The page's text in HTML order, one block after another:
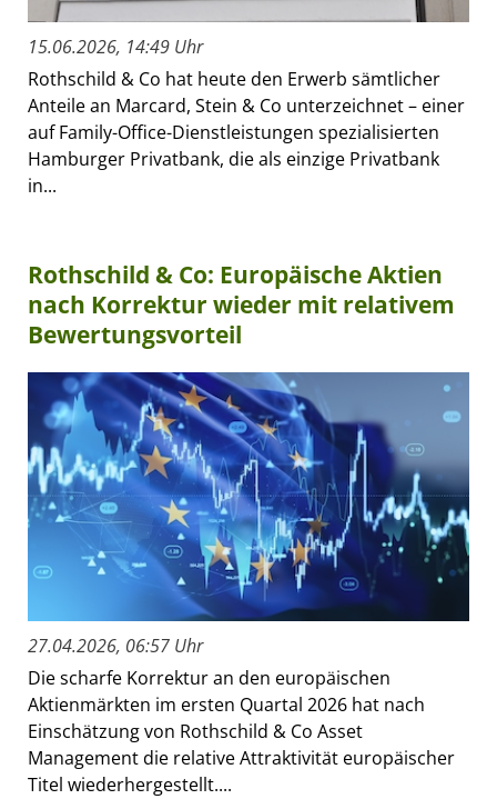
15.06.2026, 14:49 Uhr
Rothschild & Co hat heute den Erwerb sämtlicher
Anteile an Marcard, Stein & Co unterzeichnet – einer
auf Family-Office-Dienstleistungen spezialisierten
Hamburger Privatbank, die als einzige Privatbank
in...
Rothschild & Co: Europäische Aktien
nach Korrektur wieder mit relativem
Bewertungsvorteil
27.04.2026, 06:57 Uhr
Die scharfe Korrektur an den europäischen
Aktienmärkten im ersten Quartal 2026 hat nach
Einschätzung von Rothschild & Co Asset
Management die relative Attraktivität europäischer
Titel wiederhergestellt....